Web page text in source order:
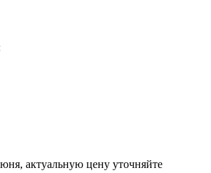
актуальную цену уточняйте